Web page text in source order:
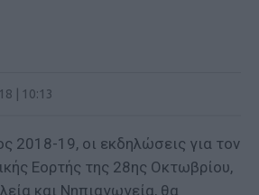
| 10:13
2018-19, οι εκδηλώσεις για τον
Εορτής της 28ης Οκτωβρίου,
και Νηπιαγωγεία, θα